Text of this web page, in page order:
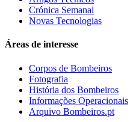
Crónica Semanal
Novas Tecnologias
Áreas de interesse
Corpos de Bombeiros
Fotografia
História dos Bombeiros
Informações Operacionais
Arquivo Bombeiros.pt